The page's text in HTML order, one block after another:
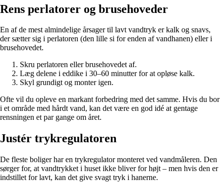
Rens perlatorer og brusehoveder
En af de mest almindelige årsager til lavt vandtryk er kalk og snavs,
der sætter sig i perlatoren (den lille si for enden af vandhanen) eller i
brusehovedet.
Skru perlatoren eller brusehovedet af.
Læg delene i eddike i 30–60 minutter for at opløse kalk.
Skyl grundigt og monter igen.
Ofte vil du opleve en markant forbedring med det samme. Hvis du bor
i et område med hårdt vand, kan det være en god idé at gentage
rensningen et par gange om året.
Justér trykregulatoren
De fleste boliger har en trykregulator monteret ved vandmåleren. Den
sørger for, at vandtrykket i huset ikke bliver for højt – men hvis den er
indstillet for lavt, kan det give svagt tryk i hanerne.